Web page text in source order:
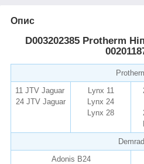
Опис
D003202385 Protherm
11 JTV Jaguar
24 JTV Jaguar
Lynx 11
Lynx 24
Lynx 28
Demrad
Adonis B24